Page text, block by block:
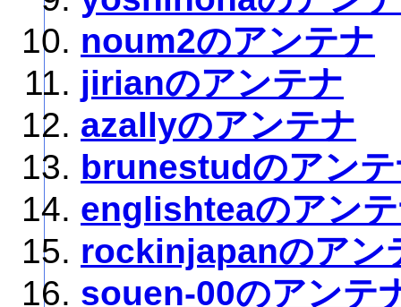
noum2のアンテナ
jirianのアンテナ
azallyのアンテナ
brunestudのアン
englishteaのアン
rockinjapanのアン
souen-00のアンテ